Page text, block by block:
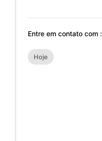
Entre em contato com :
Hoje